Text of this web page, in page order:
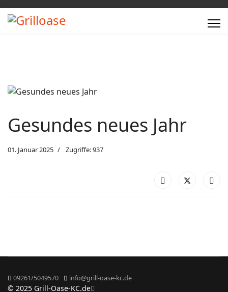
Gesundes neues Jahr
01. Januar 2025 Zugriffe: 937
09261/5049570 info@grill-oase-kc.de
© 2025 Grill-Oase-KC.de